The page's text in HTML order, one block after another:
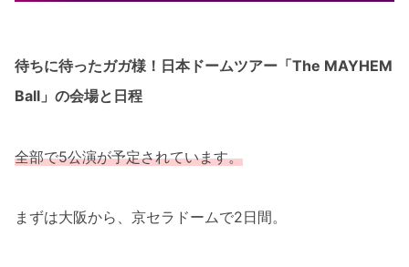
待ちに待ったガガ様！日本ドームツアー「The MAYHEM
Ball」の会場と日程
全部で5公演が予定されています。
まずは大阪から、京セラドームで2日間。